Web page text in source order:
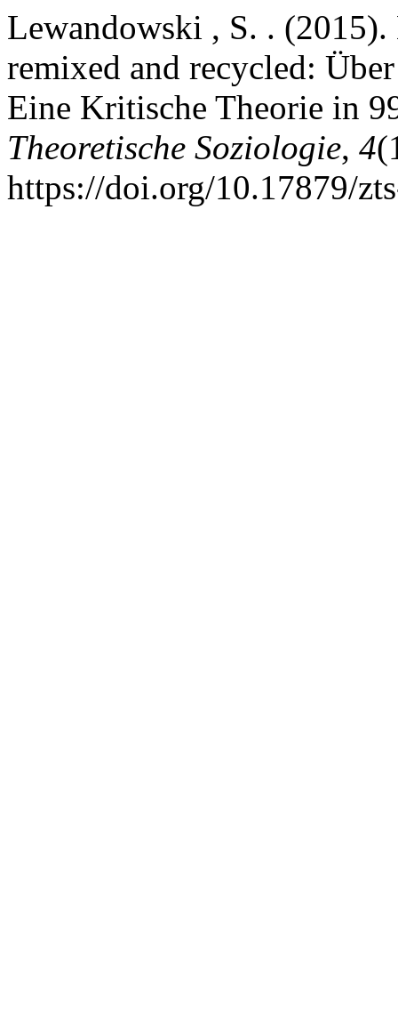
Lewandowski , S. .
remixed and recycled:
Eine Kritische Theorie in
Theoretische Soziologie, 4
https://doi.org/10.17879/